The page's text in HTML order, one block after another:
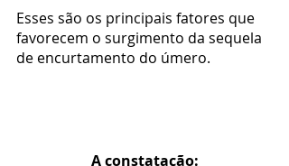
Esses são os principais fatores que
favorecem o surgimento da sequela
de encurtamento do úmero.
A constatação: